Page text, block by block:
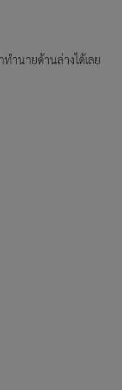
ำนายด้านล่างได้เลย